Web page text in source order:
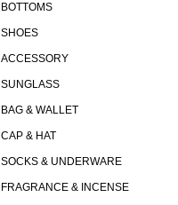
BOTTOMS
SHOES
ACCESSORY
SUNGLASS
BAG & WALLET
CAP & HAT
SOCKS & UNDERWARE
FRAGRANCE & INCENSE